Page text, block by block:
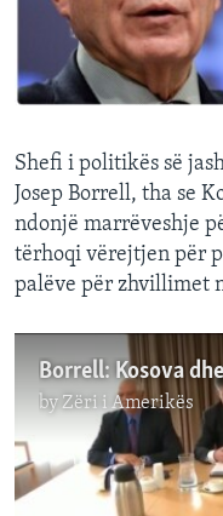
DITARI
Shefi i politikës së
Josep Borrell, tha se
ndonjë marrëveshje
tërhoqi vërejtjen për
palëve për zhvillimet
byZëri i Amerikës
No media